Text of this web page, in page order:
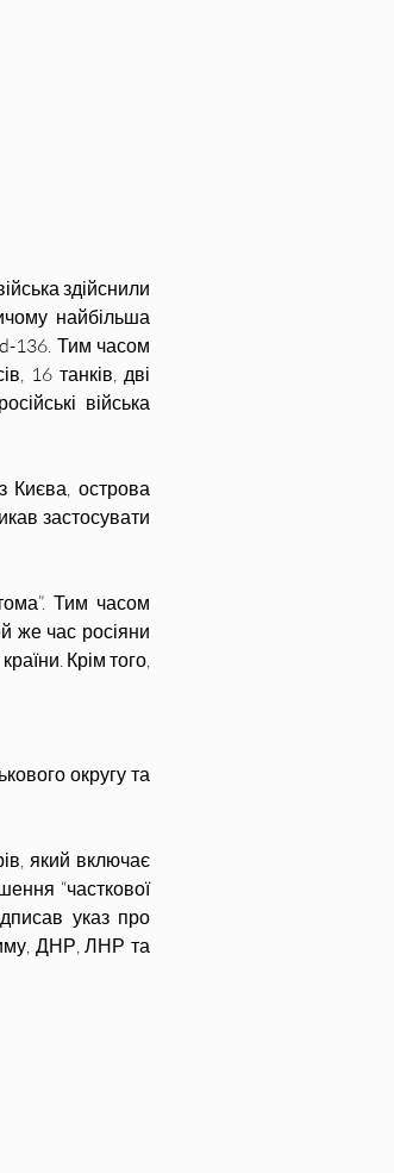
здійснили
найбільша
136. Тим часом
16 танків, дві
війська
Києва, острова
застосувати
Тим часом
же час росіяни
Крім того,
округу та
який включає
“часткової
указ про
ДНР, ЛНР та